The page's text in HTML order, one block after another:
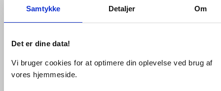
Samtykke Detaljer Om
Det er dine data!
Vi bruger cookies for at optimere din oplevelse ved brug af
vores hjemmeside.